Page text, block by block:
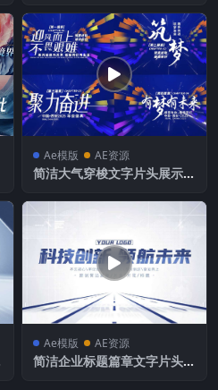
Ae模版 AE资源
简洁大气穿梭文字片头展示A
Ae模版 AE资源
简洁企业标题篇章文字片头A